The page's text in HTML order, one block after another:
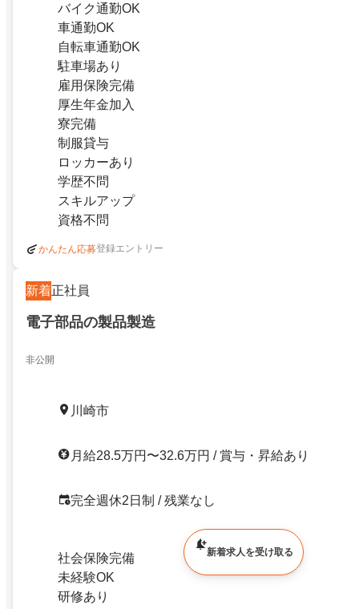
バイク通勤OK
車通勤OK
自転車通勤OK
駐車場あり
雇用保険完備
厚生年金加入
寮完備
制服貸与
ロッカーあり
学歴不問
スキルアップ
資格不問
かんたん応募登録エントリー
新着正社員
電子部品の製品製造
非公開
川崎市
月給28.5万円〜32.6万円 / 賞与・昇給あり
完全週休2日制 / 残業なし
社会保険完備
未経験OK
研修あり
新着求人を受け取る